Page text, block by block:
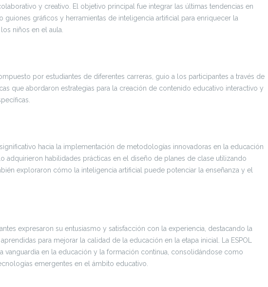
y creativo. El objetivo principal fue integrar las últimas tendencias en
guiones gráficos y herramientas de inteligencia artificial para enriquecer la
niños en el aula.
por estudiantes de diferentes carreras, guio a los participantes a través de
que abordaron estrategias para la creación de contenido educativo interactivo y
hacia la implementación de metodologías innovadoras en la educación
adquirieron habilidades prácticas en el diseño de planes de clase utilizando
exploraron cómo la inteligencia artificial puede potenciar la enseñanza y el
expresaron su entusiasmo y satisfacción con la experiencia, destacando la
para mejorar la calidad de la educación en la etapa inicial. La ESPOL
vanguardia en la educación y la formación continua, consolidándose como
emergentes en el ámbito educativo.